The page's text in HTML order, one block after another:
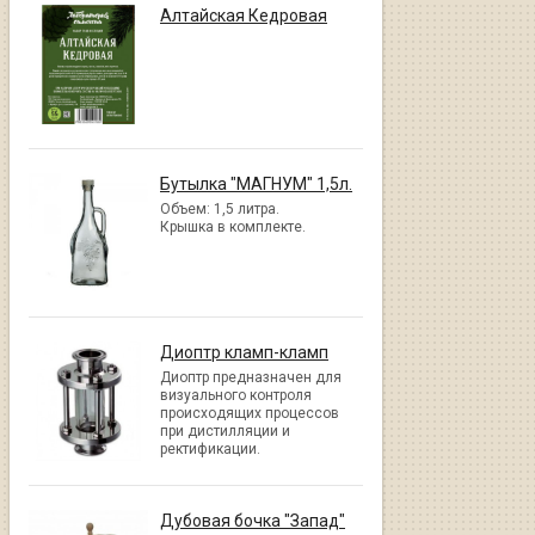
Алтайская Кедровая
Бутылка "МАГНУМ" 1,5л.
Объем: 1,5 литра.
Крышка в комплекте.
Диоптр кламп-кламп
Диоптр предназначен для
визуального контроля
происходящих процессов
при дистилляции и
ректификации.
Дубовая бочка "Запад"